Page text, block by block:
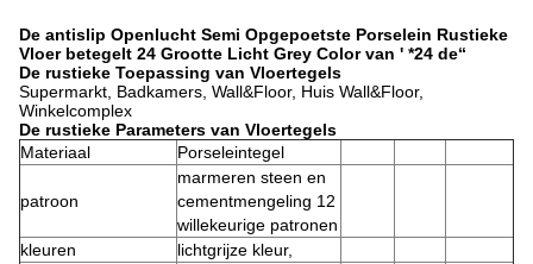
De antislip Openlucht Semi Opgepoetste Porselein Rustieke
Vloer betegelt 24 Grootte Licht Grey Color van ' *24 de“
De rustieke Toepassing van Vloertegels
Supermarkt, Badkamers, Wall&Floor, Huis Wall&Floor,
Winkelcomplex
De rustieke Parameters van Vloertegels
Materiaal
Porseleintegel
patroon
marmeren steen en
cementmengeling 12
willekeurige patronen
kleuren
lichtgrijze kleur,